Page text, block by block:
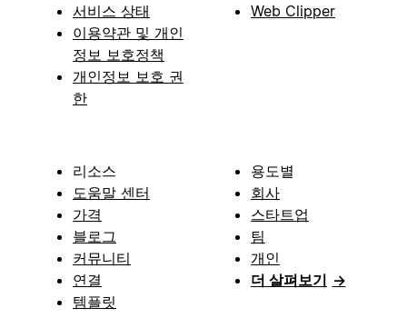
서비스 상태
이용약관 및 개인
정보 보호정책
개인정보 보호 권
한
Web Clipper
리소스
도움말 센터
가격
블로그
커뮤니티
연결
템플릿
용도별
회사
스타트업
팀
개인
더 살펴보기 →